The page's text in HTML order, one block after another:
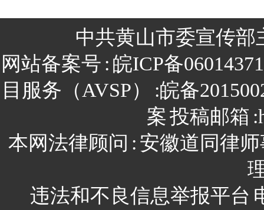
中共黄山市委宣传部
网站备案号 : 皖ICP备
目服务（AVSP）
:皖备
案投稿邮箱
本网法律顾问 : 安徽道同律
违法和不良信息举报平台